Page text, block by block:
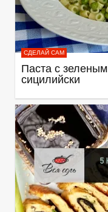
СДЕЛАЙ САМ
Паста с
сицилийски